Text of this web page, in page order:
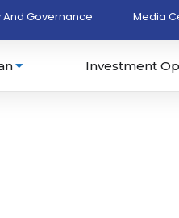
And Governance Media
Investment